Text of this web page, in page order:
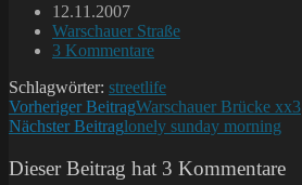
Beitrag
veröffentlicht:
12.11.2007
Beitrags-
Kategorie:
Warschauer Straße
Beitrags-
3 Kommentare
Schlagwörter: streetlife
Weitere
Artikel
ansehen
Vorheriger BeitragWarschauer Brücke xx3
Nächster Beitraglonely sunday morning
Dieser Beitrag hat 3 Kommentare